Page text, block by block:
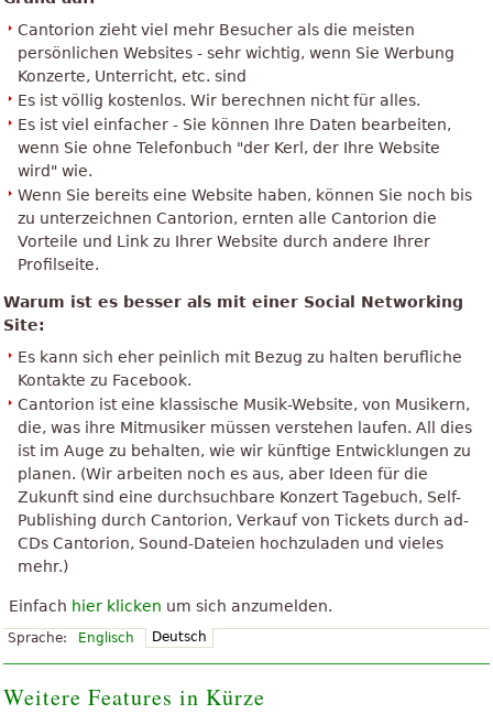
Cantorion zieht viel mehr Besucher als die meisten
persönlichen Websites - sehr wichtig, wenn Sie Werbung
Konzerte, Unterricht, etc. sind
Es ist völlig kostenlos. Wir berechnen nicht für alles.
Es ist viel einfacher - Sie können Ihre Daten bearbeiten,
wenn Sie ohne Telefonbuch "der Kerl, der Ihre Website
wird" wie.
Wenn Sie bereits eine Website haben, können Sie noch bis
zu unterzeichnen Cantorion, ernten alle Cantorion die
Vorteile und Link zu Ihrer Website durch andere Ihrer
Profilseite.
Warum ist es besser als mit einer Social Networking
Site:
Es kann sich eher peinlich mit Bezug zu halten berufliche
Kontakte zu Facebook.
Cantorion ist eine klassische Musik-Website, von Musikern,
die, was ihre Mitmusiker müssen verstehen laufen. All dies
ist im Auge zu behalten, wie wir künftige Entwicklungen zu
planen. (Wir arbeiten noch es aus, aber Ideen für die
Zukunft sind eine durchsuchbare Konzert Tagebuch, Self-
Publishing durch Cantorion, Verkauf von Tickets durch ad-
CDs Cantorion, Sound-Dateien hochzuladen und vieles
mehr.)
Einfach hier klicken um sich anzumelden.
Sprache: Englisch Deutsch
Weitere Features in Kürze